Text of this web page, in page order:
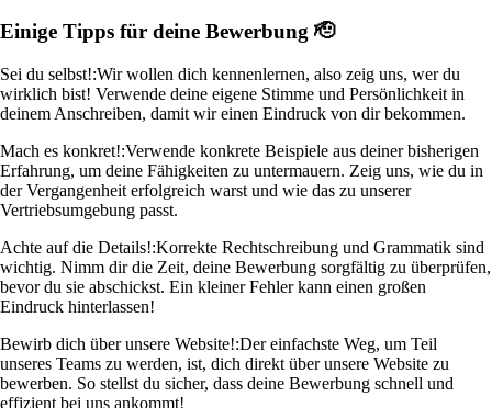
Einige Tipps für deine Bewerbung 🫡
Sei du selbst!:Wir wollen dich kennenlernen, also zeig uns, wer du
wirklich bist! Verwende deine eigene Stimme und Persönlichkeit in
deinem Anschreiben, damit wir einen Eindruck von dir bekommen.
Mach es konkret!:Verwende konkrete Beispiele aus deiner bisherigen
Erfahrung, um deine Fähigkeiten zu untermauern. Zeig uns, wie du in
der Vergangenheit erfolgreich warst und wie das zu unserer
Vertriebsumgebung passt.
Achte auf die Details!:Korrekte Rechtschreibung und Grammatik sind
wichtig. Nimm dir die Zeit, deine Bewerbung sorgfältig zu überprüfen,
bevor du sie abschickst. Ein kleiner Fehler kann einen großen
Eindruck hinterlassen!
Bewirb dich über unsere Website!:Der einfachste Weg, um Teil
unseres Teams zu werden, ist, dich direkt über unsere Website zu
bewerben. So stellst du sicher, dass deine Bewerbung schnell und
effizient bei uns ankommt!